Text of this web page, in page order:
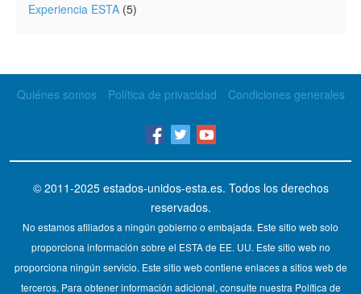
Experiencia ESTA (5)
Quiénes somos Política de privacidad Condiciones generales
© 2011-2025 estados-unidos-esta.es. Todos los derechos
reservados.
No estamos afiliados a ningún gobierno o embajada. Este sitio web solo
proporciona información sobre el ESTA de EE. UU. Este sitio web no
proporciona ningún servicio. Este sitio web contiene enlaces a sitios web de
terceros. Para obtener información adicional, consulte nuestra Política de